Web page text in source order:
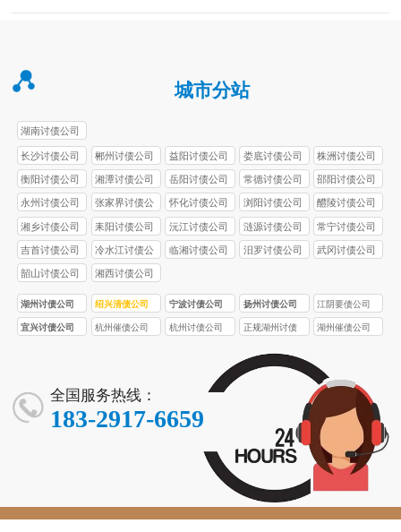
城市分站
湖南讨债公司
长沙讨债公司 郴州讨债公司 益阳讨债公司 娄底讨债公司 株洲讨债公司
衡阳讨债公司 湘潭讨债公司 岳阳讨债公司 常德讨债公司 邵阳讨债公司
永州讨债公司
张家界讨债公
司
怀化讨债公司 浏阳讨债公司 醴陵讨债公司
湘乡讨债公司 耒阳讨债公司 沅江讨债公司 涟源讨债公司 常宁讨债公司
吉首讨债公司
冷水江讨债公
司
临湘讨债公司 汨罗讨债公司 武冈讨债公司
韶山讨债公司 湘西讨债公司
湖州讨债公司 绍兴清债公司 宁波讨债公司 扬州讨债公司 江阴要债公司
宜兴讨债公司 杭州催债公司 杭州讨债公司
正规湖州讨债
湖州催债公司
全国服务热线：
183-2917-6659